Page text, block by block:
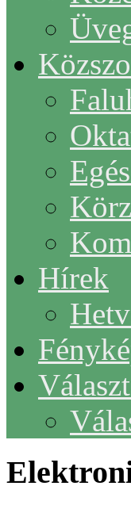
Hírek